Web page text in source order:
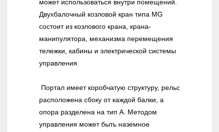
может использоваться внутри помещений.
Двухбалочный козловой кран типа MG
состоит из козлового крана, крана-
манипулятора, механизма перемещения
тележки, кабины и электрической системы
управления.
Портал имеет коробчатую структуру, рельс
расположена сбоку от каждой балки, а
опора разделена на тип А. Методом
управления может быть наземное